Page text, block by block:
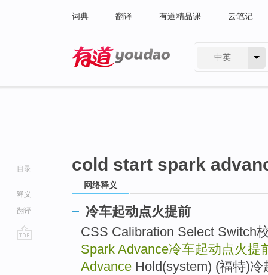
词典 翻译 有道精品课 云笔记
中英
目录
释义
翻译
cold start spark
网络释义
冷车起动点火提前
CSS Calibration Select Switch
Spark Advance冷车起动点火提
Advance Hold(system) (福特)